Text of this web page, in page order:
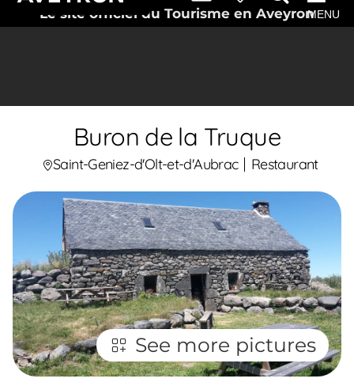
Le site officiel du Tourisme en AveyronMENU
Buron de la Truque
Saint-Geniez-d'Olt-et-d'Aubrac Restaurant
See more pictures